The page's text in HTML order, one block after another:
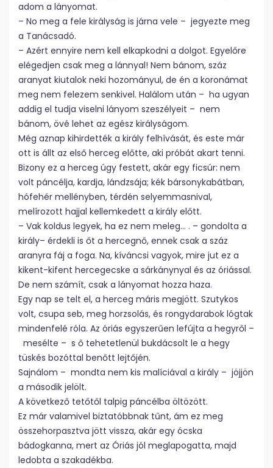
adom a lányomat.
– No meg a fele királyság is járna vele – jegyezte meg
a Tanácsadó.
– Azért ennyire nem kell elkapkodni a dolgot. Egyelőre
elégedjen csak meg a lánnyal! Nem bánom, száz
aranyat kiutalok neki hozományul, de én a koronámat
meg nem felezem senkivel. Halálom után – ha ugyan
addig el tudja viselni lányom szeszélyeit – nem
bánom, övé lehet az egész királyságom.
Még aznap kihirdették a király felhívását, és este már
ott is állt az első herceg előtte, aki próbát akart tenni.
Bizony ez a herceg úgy festett, akár egy ficsúr: nem
volt páncélja, kardja, lándzsája; kék bársonykabátban,
hófehér mellényben, térdén selyemmasnival,
melírozott hajjal kellemkedett a király előtt.
– Vak koldus legyek, ha ez nem meleg… . – gondolta a
király– érdekli is őt a hercegnő, ennek csak a száz
aranyra fáj a foga. Na, kíváncsi vagyok, mire jut ez a
kikent-kifent hercegecske a sárkánynyal és az óriással.
De nem számít, csak a lányomat hozza haza.
Egy nap se telt el, a herceg máris megjött. Szutykos
volt, csupa seb, meg horzsolás, és rongydarabok lógtak
mindenfelé róla. Az óriás egyszerűen lefújta a hegyről –
mesélte – s ő tehetetlenül bukdácsolt le a hegy
tüskés bozóttal benőtt lejtőjén.
Sajnálom – mondta nem kis malíciával a király – jöjjön
a második jelölt.
A következő tetőtől talpig páncélba öltözött.
Ez már valamivel biztatóbbnak tűnt, ám ez meg
összehorpasztva jött vissza, akár egy ócska
bádogkanna, mert az Óriás jól meglapogatta, majd
ledobta a szakadékba.